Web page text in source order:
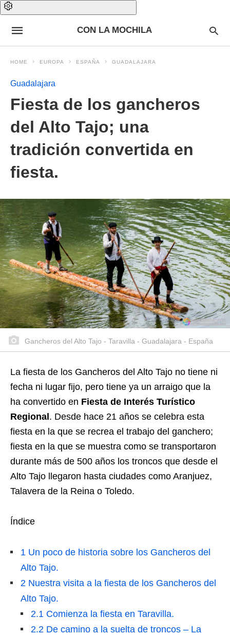
CON LA MOCHILA
HOME EUROPA ESPAÑA GUADALAJARA
Guadalajara
Fiesta de los gancheros
del Alto Tajo; una
tradición convertida en
fiesta.
Gancheros del Alto Tajo - Taravilla - Guadalajara - España
La fiesta de los Gancheros del Alto Tajo no tiene ni
fecha ni lugar fijo, pero tiene ya un arraigo que la
ha convertido en Fiesta de Interés Turístico
Regional . Desde hace 21 años se celebra esta
fiesta en la que se recrea el trabajo del ganchero;
fiesta en la que se muestra como se transportaron
durante más de 500 años los troncos que desde el
Alto Tajo llegaron hasta ciudades como Aranjuez,
Talavera de la Reina o Toledo.
Índice
1 Un poco de historia sobre los Gancheros del
Alto Tajo.
2 Nuestra visita a la fiesta de los Gancheros del
Alto Tajo.
2.1 Comienza la fiesta en Taravilla.
2.2 De camino a la suelta de troncos – La